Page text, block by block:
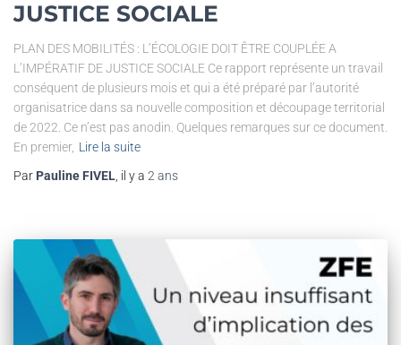
JUSTICE SOCIALE
PLAN DES MOBILITÉS : L’ÉCOLOGIE DOIT ÊTRE COUPLÉE A
L’IMPÉRATIF DE JUSTICE SOCIALE Ce rapport représente un travail
conséquent de plusieurs mois et qui a été préparé par l’autorité
organisatrice dans sa nouvelle composition et découpage territorial
de 2022. Ce n’est pas anodin. Quelques remarques sur ce document.
En premier, Lire la suite
Par Pauline FIVEL, il y a 2 ans